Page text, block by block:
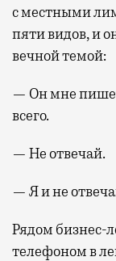
с местными
пяти видов, и
вечной темой:
— Он мне
всего.
— Не отвечай.
— Я и не
Рядом бизнес-
телефоном в